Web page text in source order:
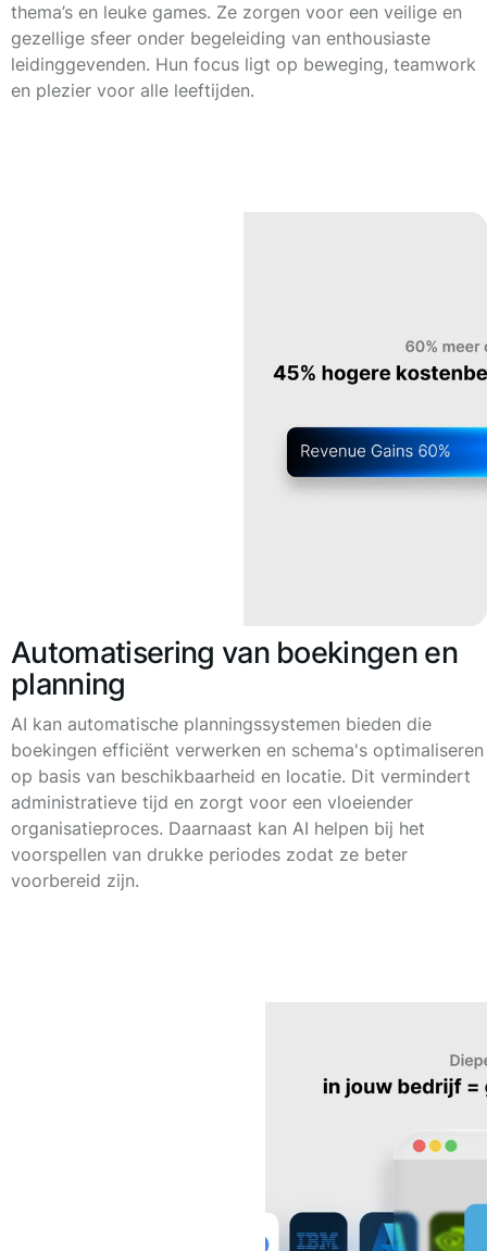
thema’s en leuke games. Ze zorgen voor een veilige en
gezellige sfeer onder begeleiding van enthousiaste
leidinggevenden. Hun focus ligt op beweging, teamwork
en plezier voor alle leeftijden.
Automatisering van boekingen en
planning
AI kan automatische planningssystemen bieden die
boekingen efficiënt verwerken en schema's optimaliseren
op basis van beschikbaarheid en locatie. Dit vermindert
administratieve tijd en zorgt voor een vloeiender
organisatieproces. Daarnaast kan AI helpen bij het
voorspellen van drukke periodes zodat ze beter
voorbereid zijn.